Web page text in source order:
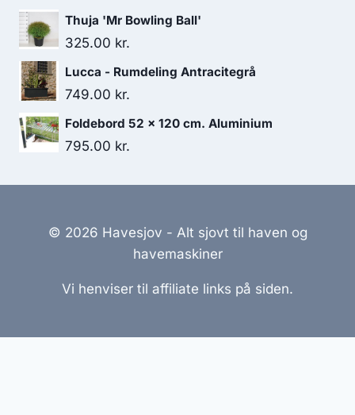
Thuja 'Mr Bowling Ball'
325.00 kr.
Lucca - Rumdeling Antracitegrå
749.00 kr.
Foldebord 52 x 120 cm. Aluminium
795.00 kr.
© 2026 Havesjov - Alt sjovt til haven og
havemaskiner
Vi henviser til affiliate links på siden.